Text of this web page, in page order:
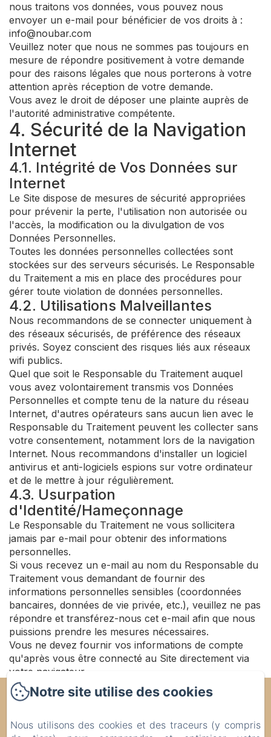
nous traitons vos données, vous pouvez nous
envoyer un e-mail pour bénéficier de vos droits à :
info@noubar.com
Veuillez noter que nous ne sommes pas toujours en
mesure de répondre positivement à votre demande
pour des raisons légales que nous porterons à votre
attention après réception de votre demande.
Vous avez le droit de déposer une plainte auprès de
l'autorité administrative compétente.
4. Sécurité de la Navigation
Internet
4.1. Intégrité de Vos Données sur
Internet
Le Site dispose de mesures de sécurité appropriées
pour prévenir la perte, l'utilisation non autorisée ou
l'accès, la modification ou la divulgation de vos
Données Personnelles.
Toutes les données personnelles collectées sont
stockées sur des serveurs sécurisés. Le Responsable
du Traitement a mis en place des procédures pour
gérer toute violation de données personnelles.
4.2. Utilisations Malveillantes
Nous recommandons de se connecter uniquement à
des réseaux sécurisés, de préférence des réseaux
privés. Soyez conscient des risques liés aux réseaux
wifi publics.
Quel que soit le Responsable du Traitement auquel
vous avez volontairement transmis vos Données
Personnelles et compte tenu de la nature du réseau
Internet, d'autres opérateurs sans aucun lien avec le
Responsable du Traitement peuvent les collecter sans
votre consentement, notamment lors de la navigation
Internet. Nous recommandons d'installer un logiciel
antivirus et anti-logiciels espions sur votre ordinateur
et de le mettre à jour régulièrement.
4.3. Usurpation
d'Identité/Hameçonnage
Le Responsable du Traitement ne vous sollicitera
jamais par e-mail pour obtenir des informations
personnelles.
Si vous recevez un e-mail au nom du Responsable du
Traitement vous demandant de fournir des
informations personnelles sensibles (coordonnées
bancaires, données de vie privée, etc.), veuillez ne pas
répondre et transférez-nous cet e-mail afin que nous
puissions prendre les mesures nécessaires.
Vous ne devez fournir vos informations de compte
qu'après vous être connecté au Site directement via
votre navigateur.
Noubar
Politique de confidentialitéInformations légales
Notre site utilise des cookies
Nous utilisons des cookies et des traceurs (y compris